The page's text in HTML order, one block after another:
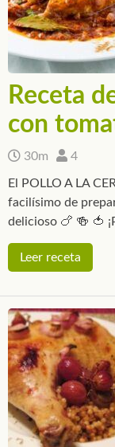
Receta
con
30m 4
El POLLO A LA
facilísimo de
delicioso 🍗 🍻 🍅
Leer receta